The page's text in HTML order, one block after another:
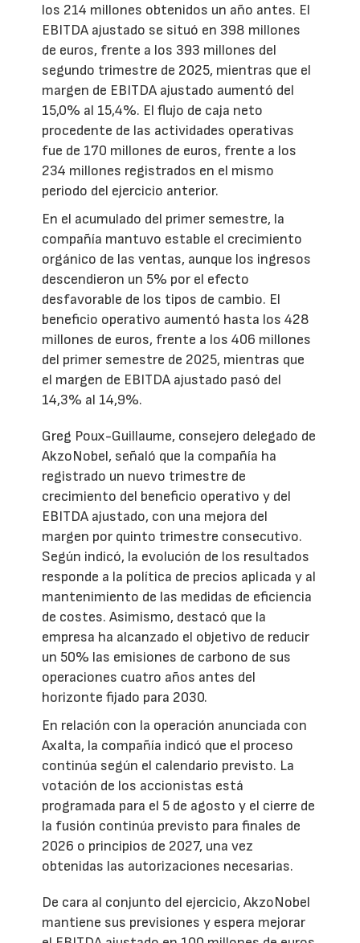
los 214 millones obtenidos un año antes. El
EBITDA ajustado se situó en 398 millones
de euros, frente a los 393 millones del
segundo trimestre de 2025, mientras que el
margen de EBITDA ajustado aumentó del
15,0% al 15,4%. El flujo de caja neto
procedente de las actividades operativas
fue de 170 millones de euros, frente a los
234 millones registrados en el mismo
periodo del ejercicio anterior.
En el acumulado del primer semestre, la
compañía mantuvo estable el crecimiento
orgánico de las ventas, aunque los ingresos
descendieron un 5% por el efecto
desfavorable de los tipos de cambio. El
beneficio operativo aumentó hasta los 428
millones de euros, frente a los 406 millones
del primer semestre de 2025, mientras que
el margen de EBITDA ajustado pasó del
14,3% al 14,9%.
Greg Poux-Guillaume, consejero delegado de
AkzoNobel, señaló que la compañía ha
registrado un nuevo trimestre de
crecimiento del beneficio operativo y del
EBITDA ajustado, con una mejora del
margen por quinto trimestre consecutivo.
Según indicó, la evolución de los resultados
responde a la política de precios aplicada y al
mantenimiento de las medidas de eficiencia
de costes. Asimismo, destacó que la
empresa ha alcanzado el objetivo de reducir
un 50% las emisiones de carbono de sus
operaciones cuatro años antes del
horizonte fijado para 2030.
En relación con la operación anunciada con
Axalta, la compañía indicó que el proceso
continúa según el calendario previsto. La
votación de los accionistas está
programada para el 5 de agosto y el cierre de
la fusión continúa previsto para finales de
2026 o principios de 2027, una vez
obtenidas las autorizaciones necesarias.
De cara al conjunto del ejercicio, AkzoNobel
mantiene sus previsiones y espera mejorar